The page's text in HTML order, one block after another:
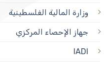
وزارة المالية الفلسطينية
جهاز الإحصاء المركزي
IADI